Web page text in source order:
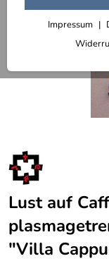
Impressum
Lust auf
"Villa